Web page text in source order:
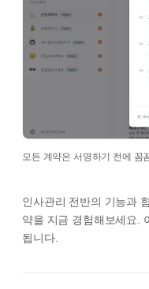
모든 계약은 서명하기 전에 꼼
인사관리 전반의 기능과
약을 지금 경험해보세요.
됩니다.